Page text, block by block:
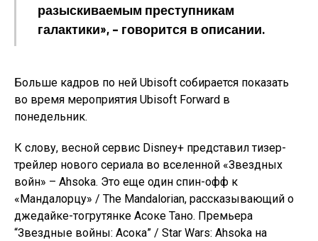
разыскиваемым преступникам
галактики», – говорится в описании.
Больше кадров по ней Ubisoft собирается показать
во время мероприятия Ubisoft Forward в
понедельник.
К слову, весной сервис Disney+ представил тизер-
трейлер нового сериала во вселенной «Звездных
войн» – Ahsoka. Это еще один спин-офф к
«Мандалорцу» / The Mandalorian, рассказывающий о
джедайке-тогрутянке Асоке Тано. Премьера
“Звездные войны: Асока” / Star Wars: Ahsoka на